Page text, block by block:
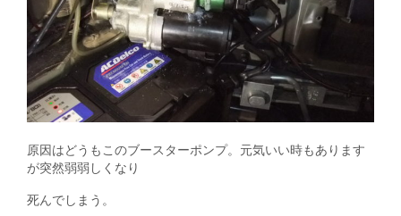
原因はどうもこのブースターポンプ。元気いい時もあります
が突然弱弱しくなり
死んでしまう。